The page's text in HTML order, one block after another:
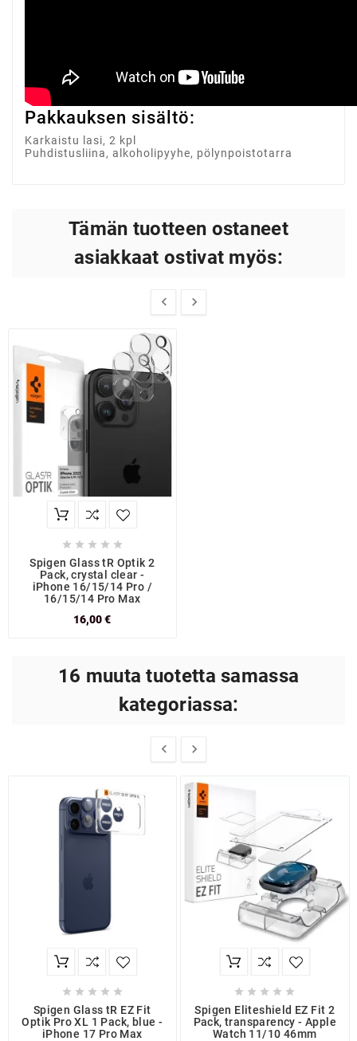
Pakkauksen sisältö:
Karkaistu lasi, 2 kpl
Puhdistusliina, alkoholipyyhe, pölynpoistotarra
Tämän tuotteen ostaneet
asiakkaat ostivat myös:
 
    
Spigen Glass tR Optik 2
Pack, crystal clear -
iPhone 16/15/14 Pro /
16/15/14 Pro Max
16,00 €
16 muuta tuotetta samassa
kategoriassa:
 
    
Spigen Glass tR EZ Fit
Optik Pro XL 1 Pack, blue -
iPhone 17 Pro Max
    
Spigen Eliteshield EZ Fit 2
Pack, transparency - Apple
Watch 11/10 46mm